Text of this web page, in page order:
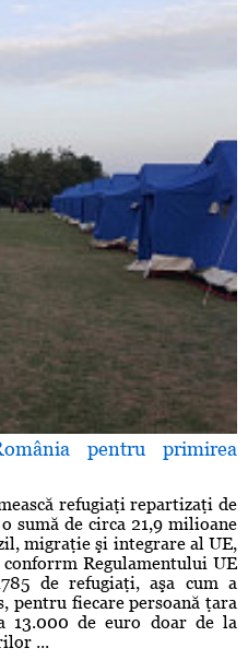
pentru primirea
refugiaţi repartizaţi de
sumă de circa 21,9 milioane
migraţie şi integrare al UE,
Regulamentului UE
de refugiaţi, aşa cum a
pentru fiecare persoană ţara
13.000 de euro doar de la
...